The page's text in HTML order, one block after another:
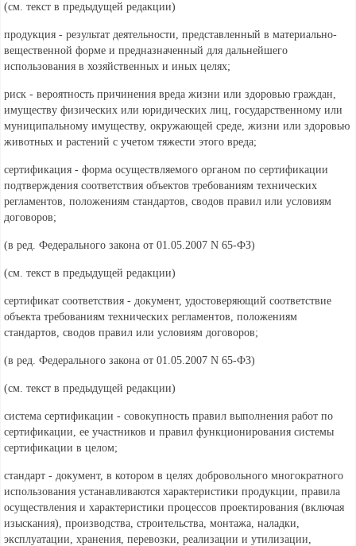
(см. текст в предыдущейредакции)
продукция - результат деятельности, представленный в материально-
вещественной форме и предназначенный для дальнейшего
использования в хозяйственных и иных целях;
риск - вероятность причинения вреда жизни или здоровью граждан,
имуществу физических или юридических лиц, государственному или
муниципальному имуществу, окружающей среде, жизни или здоровью
животных и растений с учетом тяжести этого вреда;
сертификация - форма осуществляемого органом по сертификации
подтверждения соответствия объектов требованиям технических
регламентов, положениям стандартов, сводов правил или условиям
договоров;
(в ред. Федеральногозакона от 01.05.2007 N 65-ФЗ)
(см. текст в предыдущейредакции)
сертификат соответствия - документ, удостоверяющий соответствие
объекта требованиям технических регламентов, положениям
стандартов, сводов правил или условиям договоров;
(в ред. Федеральногозакона от 01.05.2007 N 65-ФЗ)
(см. текст в предыдущейредакции)
система сертификации - совокупность правил выполнения работ по
сертификации, ее участников и правил функционирования системы
сертификации в целом;
стандарт - документ, в котором в целях добровольного многократного
использования устанавливаются характеристики продукции, правила
осуществления и характеристики процессов проектирования (включая
изыскания), производства, строительства, монтажа, наладки,
эксплуатации, хранения, перевозки, реализации и утилизации,